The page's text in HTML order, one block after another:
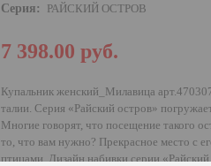
Серия:
РАЙСКИЙ ОСТРОВ
7 398.00 руб.
Купальник женский_Милавица
талии. Серия «Райский остров»
Многие говорят, что посещение такого
то, что вам нужно? Прекрасное место с
птицами. Дизайн набивки серии